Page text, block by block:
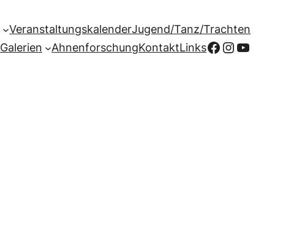
VeranstaltungskalenderJugend/Tanz/Trachten
Galerien
AhnenforschungKontaktLinksFacebook